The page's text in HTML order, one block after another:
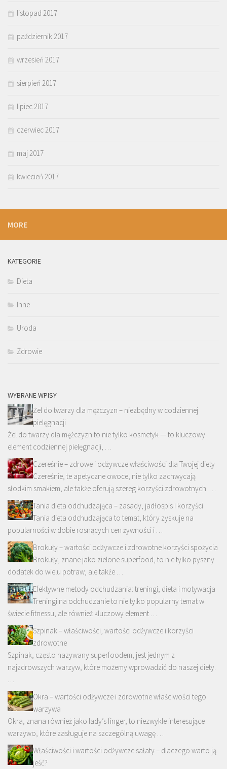
listopad 2017
październik 2017
wrzesień 2017
sierpień 2017
lipiec 2017
czerwiec 2017
maj 2017
kwiecień 2017
MORE
KATEGORIE
Dieta
Inne
Uroda
Zdrowie
WYBRANE WPISY
Żel do twarzy dla mężczyzn – niezbędny w codziennej
pielęgnacji
Żel do twarzy dla mężczyzn to nie tylko kosmetyk — to kluczowy
element codziennej pielęgnacji, …
Czereśnie – zdrowe i odżywcze właściwości dla Twojej diety
Czereśnie, te apetyczne owoce, nie tylko zachwycają
słodkim smakiem, ale także oferują szereg korzyści zdrowotnych. …
Tania dieta odchudzająca – zasady, jadłospis i korzyści
Tania dieta odchudzająca to temat, który zyskuje na
popularności w dobie rosnących cen żywności i …
Brokuły – wartości odżywcze i zdrowotne korzyści spożycia
Brokuły, znane jako zielone superfood, to nie tylko pyszny
dodatek do wielu potraw, ale także …
Efektywne metody odchudzania: treningi, dieta i motywacja
Treningi na odchudzanie to nie tylko popularny temat w
świecie fitnessu, ale również kluczowy element …
Szpinak – właściwości, wartości odżywcze i korzyści
zdrowotne
Szpinak, często nazywany superfoodem, jest jednym z
najzdrowszych warzyw, które możemy wprowadzić do naszej diety.
Okra – wartości odżywcze i zdrowotne właściwości tego
warzywa
Okra, znana również jako lady’s finger, to niezwykle interesujące
warzywo, które zasługuje na szczególną uwagę …
Właściwości i wartości odżywcze sałaty – dlaczego warto ją
jeść?